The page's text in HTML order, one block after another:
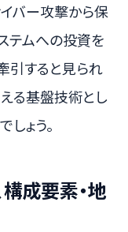
バー攻撃から保
テムへの投資を
引すると見られ
る基盤技術とし
ょう。
成要素・地